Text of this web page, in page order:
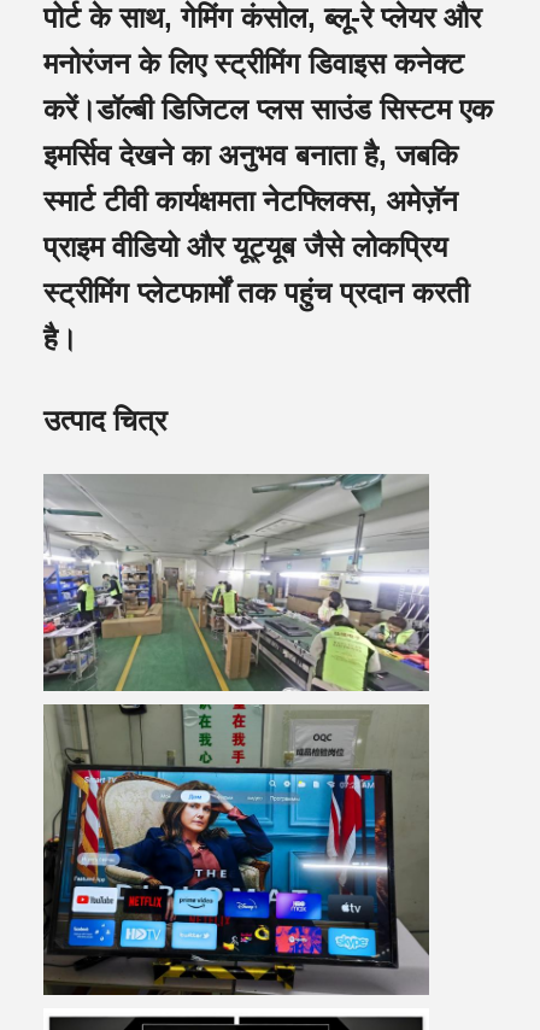
पोर्ट के साथ, गेमिंग कंसोल, ब्लू-रे प्लेयर और
मनोरंजन के लिए स्ट्रीमिंग डिवाइस कनेक्ट
करें।डॉल्बी डिजिटल प्लस साउंड सिस्टम एक
इमर्सिव देखने का अनुभव बनाता है, जबकि
स्मार्ट टीवी कार्यक्षमता नेटफ्लिक्स, अमेज़ॅन
प्राइम वीडियो और यूट्यूब जैसे लोकप्रिय
स्ट्रीमिंग प्लेटफार्मों तक पहुंच प्रदान करती
है।
उत्पाद चित्र